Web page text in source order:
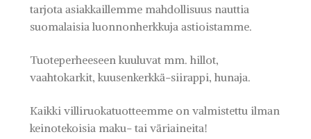
tarjota asiakkaillemme mahdollisuus nauttia
suomalaisia luonnonherkkuja astioistamme.
Tuoteperheeseen kuuluvat mm. hillot,
vaahtokarkit, kuusenkerkkä-siirappi, hunaja.
Kaikki villiruokatuotteemme on valmistettu ilman
keinotekoisia maku- tai väriaineita!